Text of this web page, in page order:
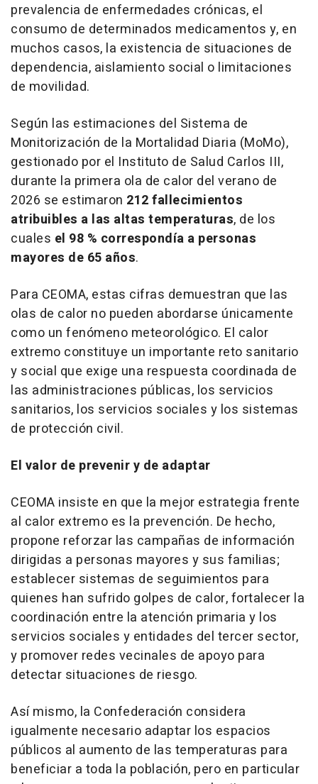
prevalencia de enfermedades crónicas, el
consumo de determinados medicamentos y, en
muchos casos, la existencia de situaciones de
dependencia, aislamiento social o limitaciones
de movilidad.
Según las estimaciones del Sistema de
Monitorización de la Mortalidad Diaria (MoMo),
gestionado por el Instituto de Salud Carlos III,
durante la primera ola de calor del verano de
2026 se estimaron 212 fallecimientos
atribuibles a las altas temperaturas, de los
cuales el 98 % correspondía a personas
mayores de 65 años.
Para CEOMA, estas cifras demuestran que las
olas de calor no pueden abordarse únicamente
como un fenómeno meteorológico. El calor
extremo constituye un importante reto sanitario
y social que exige una respuesta coordinada de
las administraciones públicas, los servicios
sanitarios, los servicios sociales y los sistemas
de protección civil.
El valor de prevenir y de adaptar
CEOMA insiste en que la mejor estrategia frente
al calor extremo es la prevención. De hecho,
propone reforzar las campañas de información
dirigidas a personas mayores y sus familias;
establecer sistemas de seguimientos para
quienes han sufrido golpes de calor, fortalecer la
coordinación entre la atención primaria y los
servicios sociales y entidades del tercer sector,
y promover redes vecinales de apoyo para
detectar situaciones de riesgo.
Así mismo, la Confederación considera
igualmente necesario adaptar los espacios
públicos al aumento de las temperaturas para
beneficiar a toda la población, pero en particular